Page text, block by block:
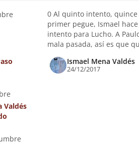
Valdés
0 Al quinto intento, quince
primer pegue, Ismael
intento para Lucho. A
mala pasada, así es que
Ismael Mena Valdés
24/12/2017